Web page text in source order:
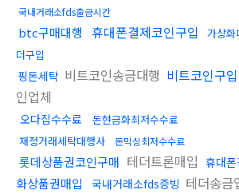
국내거래소fds출금시간
btc구매대행 휴대폰결제코인구입 가상화
더구입
핑돈세탁 비트코인송금대행 비트코인구입
인업체
오다집수수료
돈현금화최저수수료
재정거래세탁대행사
돈믹싱최저수수료
롯데상품권코인구매 테더트론매입 휴대
화상품권매입
국내거래소fds증빙 테더송금